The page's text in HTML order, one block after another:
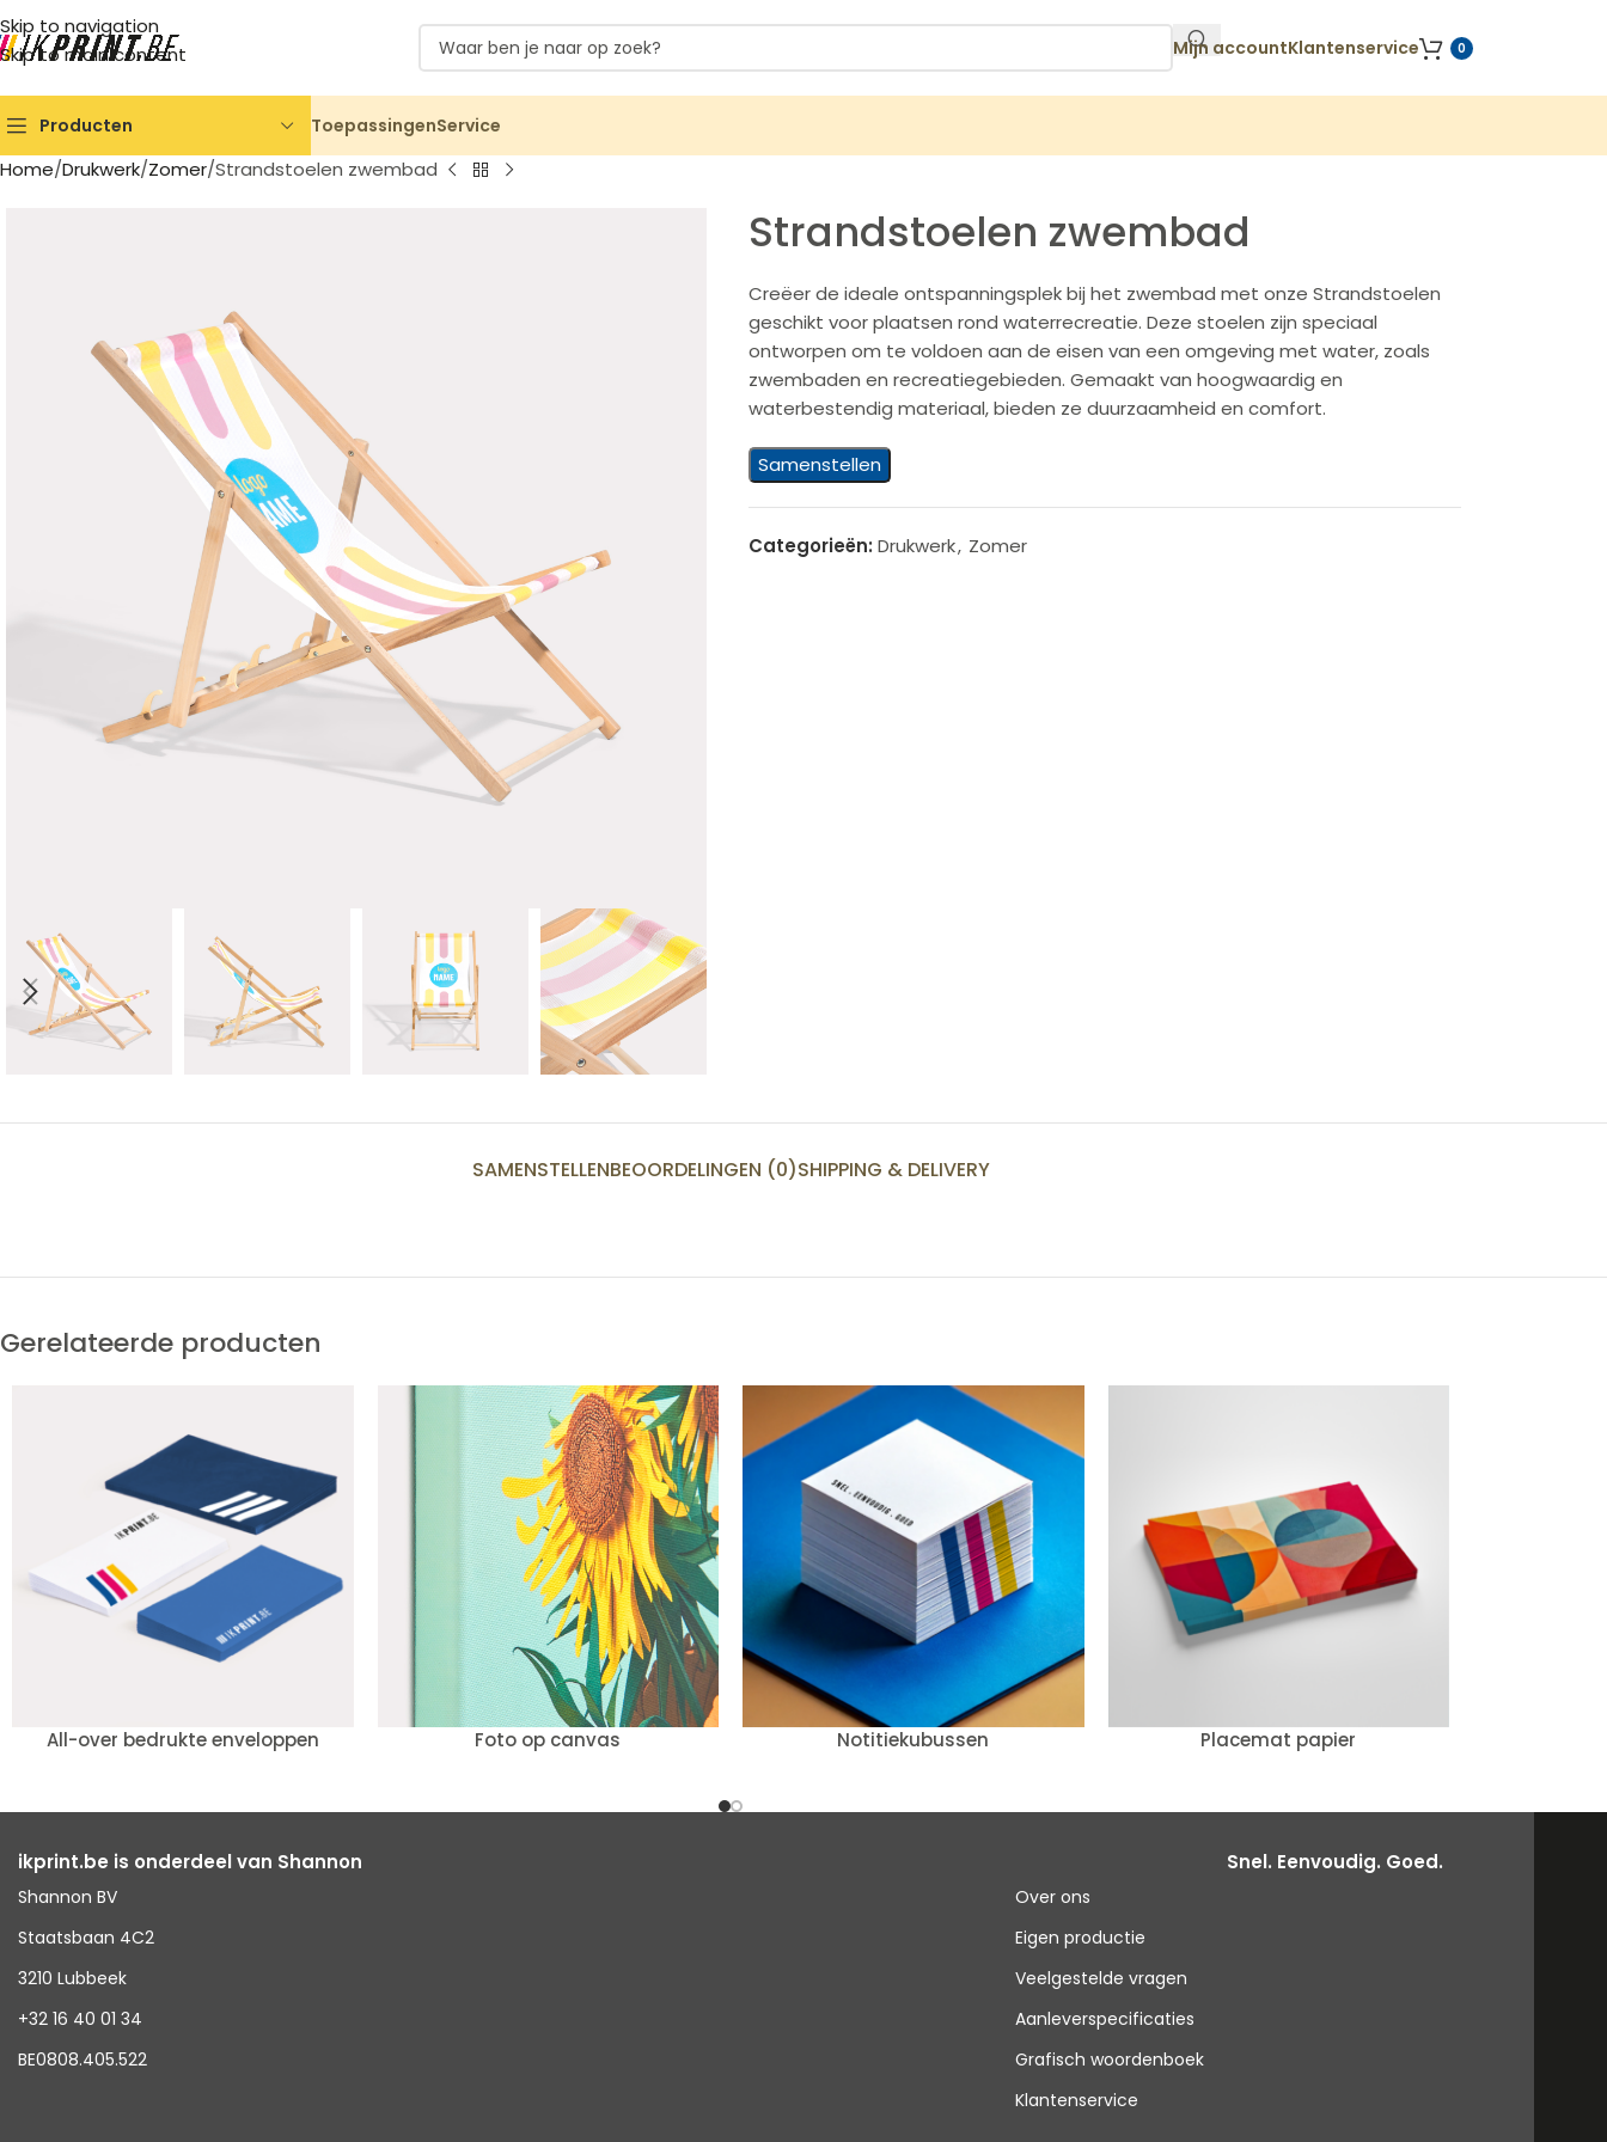
Skip to navigation
Skip to main content
Mijn accountKlantenservice 0
Producten ToepassingenService
Home Drukwerk Zomer Strandstoelen zwembad
Strandstoelen zwembad
Creëer de ideale ontspanningsplek bij het zwembad met onze Strandstoelen
geschikt voor plaatsen rond waterrecreatie. Deze stoelen zijn speciaal
ontworpen om te voldoen aan de eisen van een omgeving met water, zoals
zwembaden en recreatiegebieden. Gemaakt van hoogwaardig en
waterbestendig materiaal, bieden ze duurzaamheid en comfort.
Samenstellen
Categorieën: Drukwerk, Zomer
SAMENSTELLENBEOORDELINGEN (0)SHIPPING & DELIVERY
Gerelateerde producten
All-over bedrukte enveloppen Foto op canvas Notitiekubussen Placemat papier
ikprint.be is onderdeel van Shannon
Shannon BV
Staatsbaan 4C2
3210 Lubbeek
+32 16 40 01 34
BE0808.405.522
Snel. Eenvoudig. Goed.
Over ons
Eigen productie
Veelgestelde vragen
Aanleverspecificaties
Grafisch woordenboek
Klantenservice